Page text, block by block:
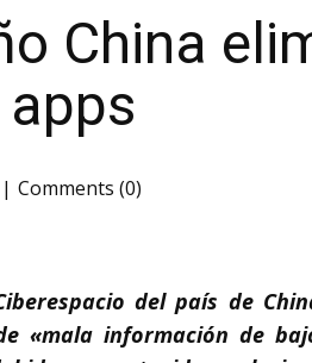
China
Comments (0)
del país de
«mala información de